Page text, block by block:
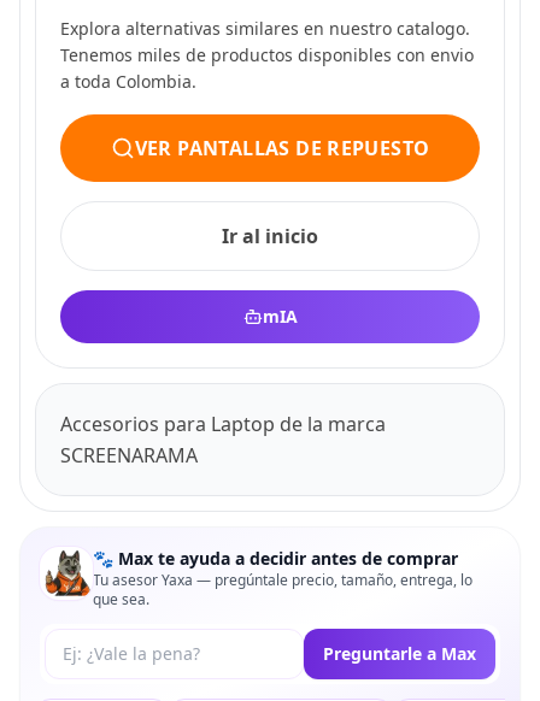
Explora alternativas similares en nuestro catalogo.
Tenemos miles de productos disponibles con envio
a toda Colombia.
VER PANTALLAS DE REPUESTO
Ir al inicio
mIA
Accesorios para Laptop de la marca
SCREENARAMA
🐾 Max te ayuda a decidir antes de comprar
Tu asesor Yaxa — pregúntale precio, tamaño, entrega, lo
que sea.
Tu pregunta a Max Preguntarle a Max